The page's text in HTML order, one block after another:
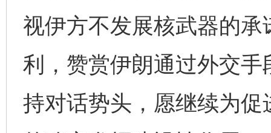
视伊方不发展核武器的
利，赞赏伊朗通过外交
持对话势头，愿继续为